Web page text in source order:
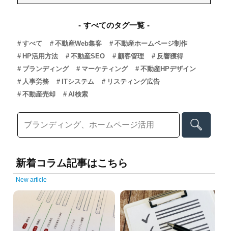
すべてのタグ一覧
すべて 不動産Web集客
不動産ホームページ制作
HP活用方法
不動産SEO 顧客管理
反響獲得
ブランディング
マーケティング
不動産HPデザイン
人事労務
ITシステム
リスティング広告
不動産売却
AI検索
新着コラム記事はこちら
New article